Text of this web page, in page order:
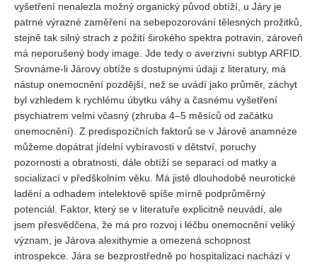
vyšetření nenalezla možný organický původ obtíží, u Járy je
patrné výrazné zaměření na sebepozorování tělesných prožitků,
stejně tak silný strach z požití širokého spektra potravin, zároveň
má neporušený body image. Jde tedy o averzivní subtyp ARFID.
Srovnáme-li Járovy obtíže s dostupnými údaji z literatury, má
nástup onemocnění pozdější, než se uvádí jako průměr, záchyt
byl vzhledem k rychlému úbytku váhy a časnému vyšetření
psychiatrem velmi včasný (zhruba 4–5 měsíců od začátku
onemocnění). Z predispozičních faktorů se v Járově anamnéze
můžeme dopátrat jídelní vybíravosti v dětství, poruchy
pozornosti a obratnosti, dále obtíží se separací od matky a
socializací v předškolním věku. Má jistě dlouhodobě neurotické
ladění a odhadem intelektově spíše mírně podprůměrný
potenciál. Faktor, který se v literatuře explicitně neuvádí, ale
jsem přesvědčena, že má pro rozvoj i léčbu onemocnění veliký
význam, je Járova alexithymie a omezená schopnost
introspekce. Jára se bezprostředně po hospitalizaci nachází v